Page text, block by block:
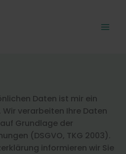
Daten ist mir ein
verarbeiten Ihre Daten
Grundlage der
(DSGVO, TKG 2003).
informieren wir Sie